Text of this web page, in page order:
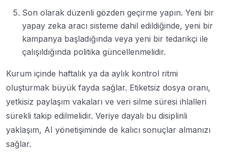
Son olarak düzenli gözden geçirme yapın. Yeni bir
yapay zeka aracı sisteme dahil edildiğinde, yeni bir
kampanya başladığında veya yeni bir tedarikçi ile
çalışıldığında politika güncellenmelidir.
Kurum içinde haftalık ya da aylık kontrol ritmi
oluşturmak büyük fayda sağlar. Etiketsiz dosya oranı,
yetkisiz paylaşım vakaları ve veri silme süresi ihlalleri
sürekli takip edilmelidir. Veriye dayalı bu disiplinli
yaklaşım, AI yönetişiminde de kalıcı sonuçlar almanızı
sağlar.